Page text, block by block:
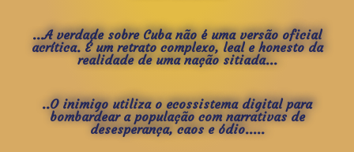
...A verdade sobre Cuba não é uma versão oficial
acrítica. É um retrato complexo, leal e honesto da
realidade de uma nação sitiada...
..O inimigo utiliza o ecossistema digital para
bombardear a população com narrativas de
desesperança, caos e ódio.....